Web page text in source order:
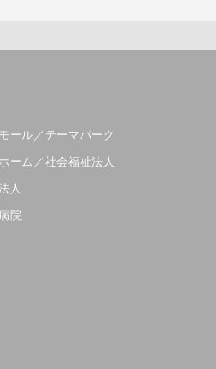
ール／テーマパーク
ーム／社会福祉法人
人
院